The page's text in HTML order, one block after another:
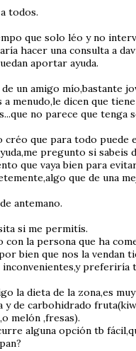
todos.
que solo léo y no
hacer una consulta a
aportar ayuda.
un amigo mío,bastante
menudo,le dicen que tiene
no parece que tenga
créo que para todo puede
pregunto si sabeis
que vaya bien para
que de una
antemano.
si me permitís.
con la persona que ha
bien que nos la vendan
inconvenientes,y preferiría
la dieta de la zona,es
y de carbohidrado
melón ,fresas).
alguna opción tb